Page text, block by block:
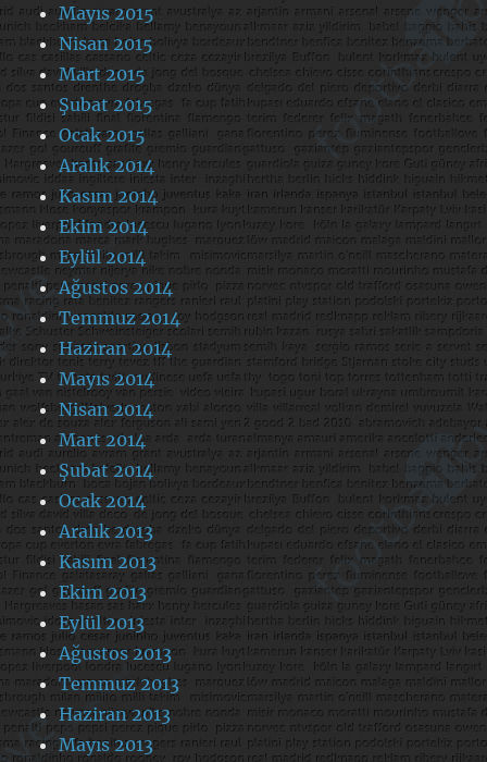
Mayıs 2015
Nisan 2015
Mart 2015
Şubat 2015
Ocak 2015
Aralık 2014
Kasım 2014
Ekim 2014
Eylül 2014
Ağustos 2014
Temmuz 2014
Haziran 2014
Mayıs 2014
Nisan 2014
Mart 2014
Şubat 2014
Ocak 2014
Aralık 2013
Kasım 2013
Ekim 2013
Eylül 2013
Ağustos 2013
Temmuz 2013
Haziran 2013
Mayıs 2013